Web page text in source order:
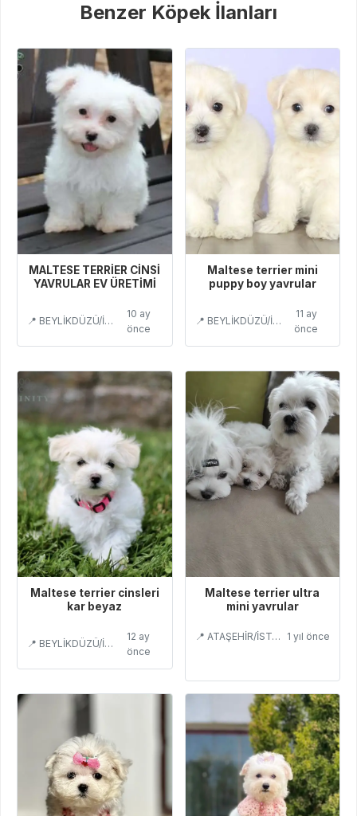
Benzer Köpek İlanları
MALTESE TERRİER CİNSİ
YAVRULAR EV ÜRETİMİ
📍 BEYLİKDÜZÜ/İSTANBUL
10 ay
önce
Maltese terrier mini
puppy boy yavrular
📍 BEYLİKDÜZÜ/İSTANBUL
11 ay
önce
Maltese terrier cinsleri
kar beyaz
📍 BEYLİKDÜZÜ/İSTANBUL
12 ay
önce
Maltese terrier ultra
mini yavrular
📍 ATAŞEHİR/İSTANBUL 1 yıl önce